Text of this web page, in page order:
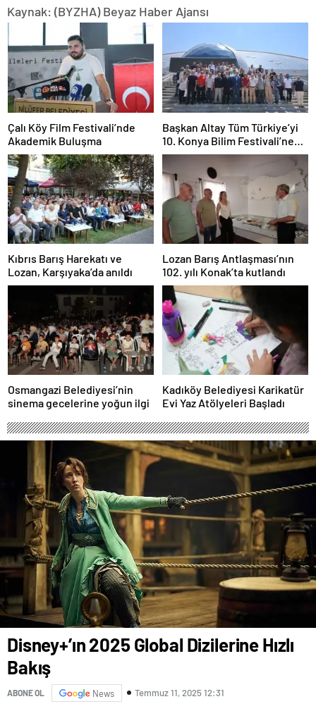
Kaynak: (BYZHA) Beyaz Haber Ajansı
Çalı Köy Film Festivali’nde
Akademik Buluşma
Başkan Altay Tüm Türkiye’yi
10. Konya Bilim Festivali’ne
Davet Etti
Kıbrıs Barış Harekatı ve
Lozan, Karşıyaka’da anıldı
Lozan Barış Antlaşması’nın
102. yılı Konak’ta kutlandı
Osmangazi Belediyesi’nin
sinema gecelerine yoğun ilgi
Kadıköy Belediyesi Karikatür
Evi Yaz Atölyeleri Başladı
Disney+’ın 2025 Global Dizilerine Hızlı
Bakış
ABONE OL News Temmuz 11, 2025 12:31